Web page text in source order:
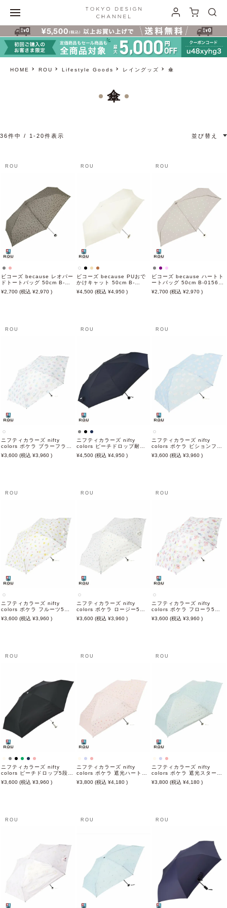
HOME ROU Lifestyle Goods レイングッズ 傘
傘
並び替え
36件中 1 -20件表示
ROU
ビコーズ because レオパー
ドトートバッグ 50cm B-
015574 日傘 雨傘 折りたた
み傘 晴雨兼用
2,700 2,970
ROU
ビコーズ because PUおで
かけキャット 50cm B-
095856 日傘 雨傘 折りたた
み傘 晴雨兼用
4,500 4,950
ROU
ビコーズ because ハートト
ートバッグ 50cm B-015642
日傘 雨傘 折りたたみ傘 晴雨
兼用
2,700 2,970
ROU
ニフティカラーズ nifty
colors ポケラ ブラーフラワ
ー5段ミニ オフホワイト
50cm 日傘 雨傘 折りたたみ
3,600 3,960
ROU
ニフティカラーズ nifty
colors ピーチドロップ耐風
ミニ 65cm 日傘 雨傘 折りた
たみ傘 晴雨兼用
4,500 4,950
ROU
ニフティカラーズ nifty
colors ポケラ ビションフリ
ーゼ5段ミニ 50cm サックス
日傘 雨傘 折りたたみ傘 晴雨
3,600 3,960
ROU
ニフティカラーズ nifty
colors ポケラ フルーツ5段
ミニ 50cm オフホワイト 日
傘 雨傘 折りたたみ傘 晴雨兼
3,600 3,960
ROU
ニフティカラーズ nifty
colors ポケラ ロージー5段
ミニ 50cm オフホワイト 日
傘 雨傘 折りたたみ傘 晴雨兼
3,600 3,960
ROU
ニフティカラーズ nifty
colors ポケラ フローラ5段
ミニ オフホワイト 50cm 日
傘 雨傘 折りたたみ傘 晴雨兼
3,600 3,960
ROU
ニフティカラーズ nifty
colors ピーチドロップ5段ミ
ニ 50cm 日傘 雨傘 折りたた
み傘 晴雨兼用
3,600 3,960
ROU
ニフティカラーズ nifty
colors ポケラ 遮光ハート5
段ミニ 50cm 日傘 雨傘 折り
たたみ傘 晴雨兼用
3,800 4,180
ROU
ニフティカラーズ nifty
colors ポケラ 遮光スター5
段ミニ 50cm 日傘 雨傘 折り
たたみ傘 晴雨兼用
3,800 4,180
ROU ROU ROU